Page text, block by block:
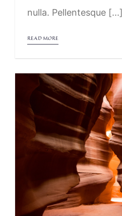
nulla. Pellentesque [...]
READ MORE